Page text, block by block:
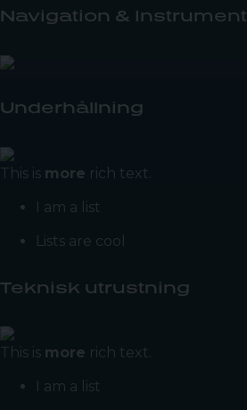
Navigation & Instrument
Underhållning
This is more rich text.
I am a list
Lists are cool
Teknisk utrustning
This is more rich text.
I am a list